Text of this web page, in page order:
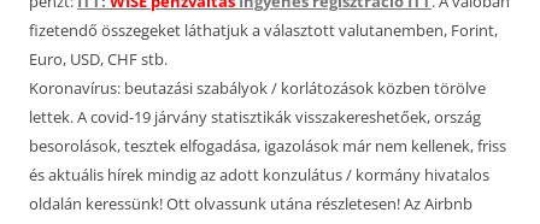
fizetendő összegeket láthatjuk a választott valutanemben, Forint,
Euro, USD, CHF stb.
Koronavírus: beutazási szabályok / korlátozások közben törölve
lettek. A covid-19 járvány statisztikák visszakereshetőek, ország
besorolások, tesztek elfogadása, igazolások már nem kellenek, friss
és aktuális hírek mindig az adott konzulátus / kormány hivatalos
oldalán keressünk! Ott olvassunk utána részletesen! Az Airbnb